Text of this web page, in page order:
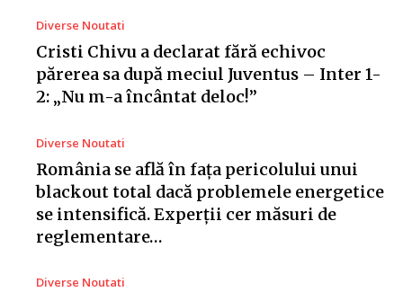
Diverse Noutati
Cristi Chivu a declarat fără echivoc
părerea sa după meciul Juventus – Inter 1-
2: „Nu m-a încântat deloc!”
Diverse Noutati
România se află în fața pericolului unui
blackout total dacă problemele energetice
se intensifică. Experții cer măsuri de
reglementare…
Diverse Noutati